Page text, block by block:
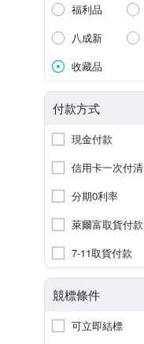
福利品
八成新
收藏品
付款方式
現金付款
信用卡一次付清
分期0利率
萊爾富取貨付款
7-11取貨付款
競標條件
可立即結標